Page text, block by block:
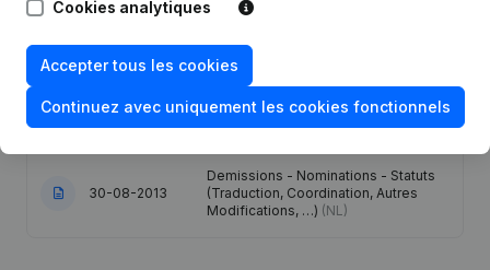
08-02-2018
Scission, Transfert Patrimoine, etc...)
13-11-2017
Rubrique Restructuration (Fusion,
Scission, Transfert Patrimoine, etc...)
30-08-2013
Demissions - Nominations - Statuts
(Traduction, Coordination, Autres
Modifications, …) (NL)
Cookies analytiques
Accepter tous les cookies
Continuez avec uniquement les cookies fonctionnels